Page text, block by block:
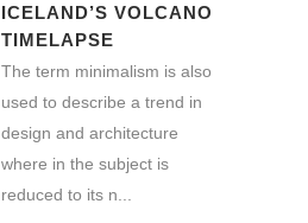
ICELAND’S VOLCANO
TIMELAPSE
The term minimalism is also
used to describe a trend in
design and architecture
where in the subject is
reduced to its n...